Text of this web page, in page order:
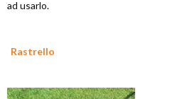
ad usarlo.
Rastrello